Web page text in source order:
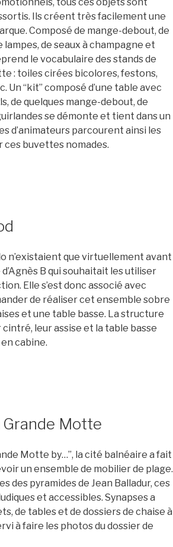
Ils créent très facilement une
Composé de mange-debout, de
de seaux à champagne et
le vocabulaire des stands de
: toiles cirées bicolores, festons,
Un “kit” composé d’une table avec
de quelques mange-debout, de
se démonte et tient dans un
d’animateurs parcourent ainsi les
ces buvettes nomades.
n’existaient que virtuellement avant
B qui souhaitait les utiliser
Elle s’est donc associé avec
de réaliser cet ensemble sobre
et une table basse. La structure
leur assise et la table basse
cabine.
Motte
Motte by…”, la cité balnéaire a fait
un ensemble de mobilier de plage.
des pyramides de Jean Balladur, ces
et accessibles. Synapses a
de tables et de dossiers de chaise à
à faire les photos du dossier de